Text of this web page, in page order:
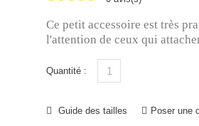
Ce petit accessoire est très
l'attention de ceux qui
Quantité :
Guide des tailles Poser une